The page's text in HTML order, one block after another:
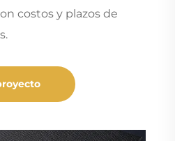
costos y plazos de